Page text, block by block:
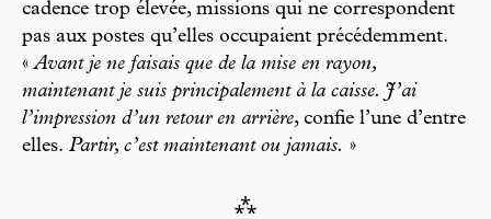
cadence trop élevée, missions qui ne correspondent
pas aux postes qu’elles occupaient précédemment.
«Avant je ne faisais que de la mise en rayon,
maintenant je suis principalement à la caisse. J’ai
l’impression d’un retour en arrière, confie l’une d’entre
elles. Partir, c’est maintenant ou jamais. »
⁂